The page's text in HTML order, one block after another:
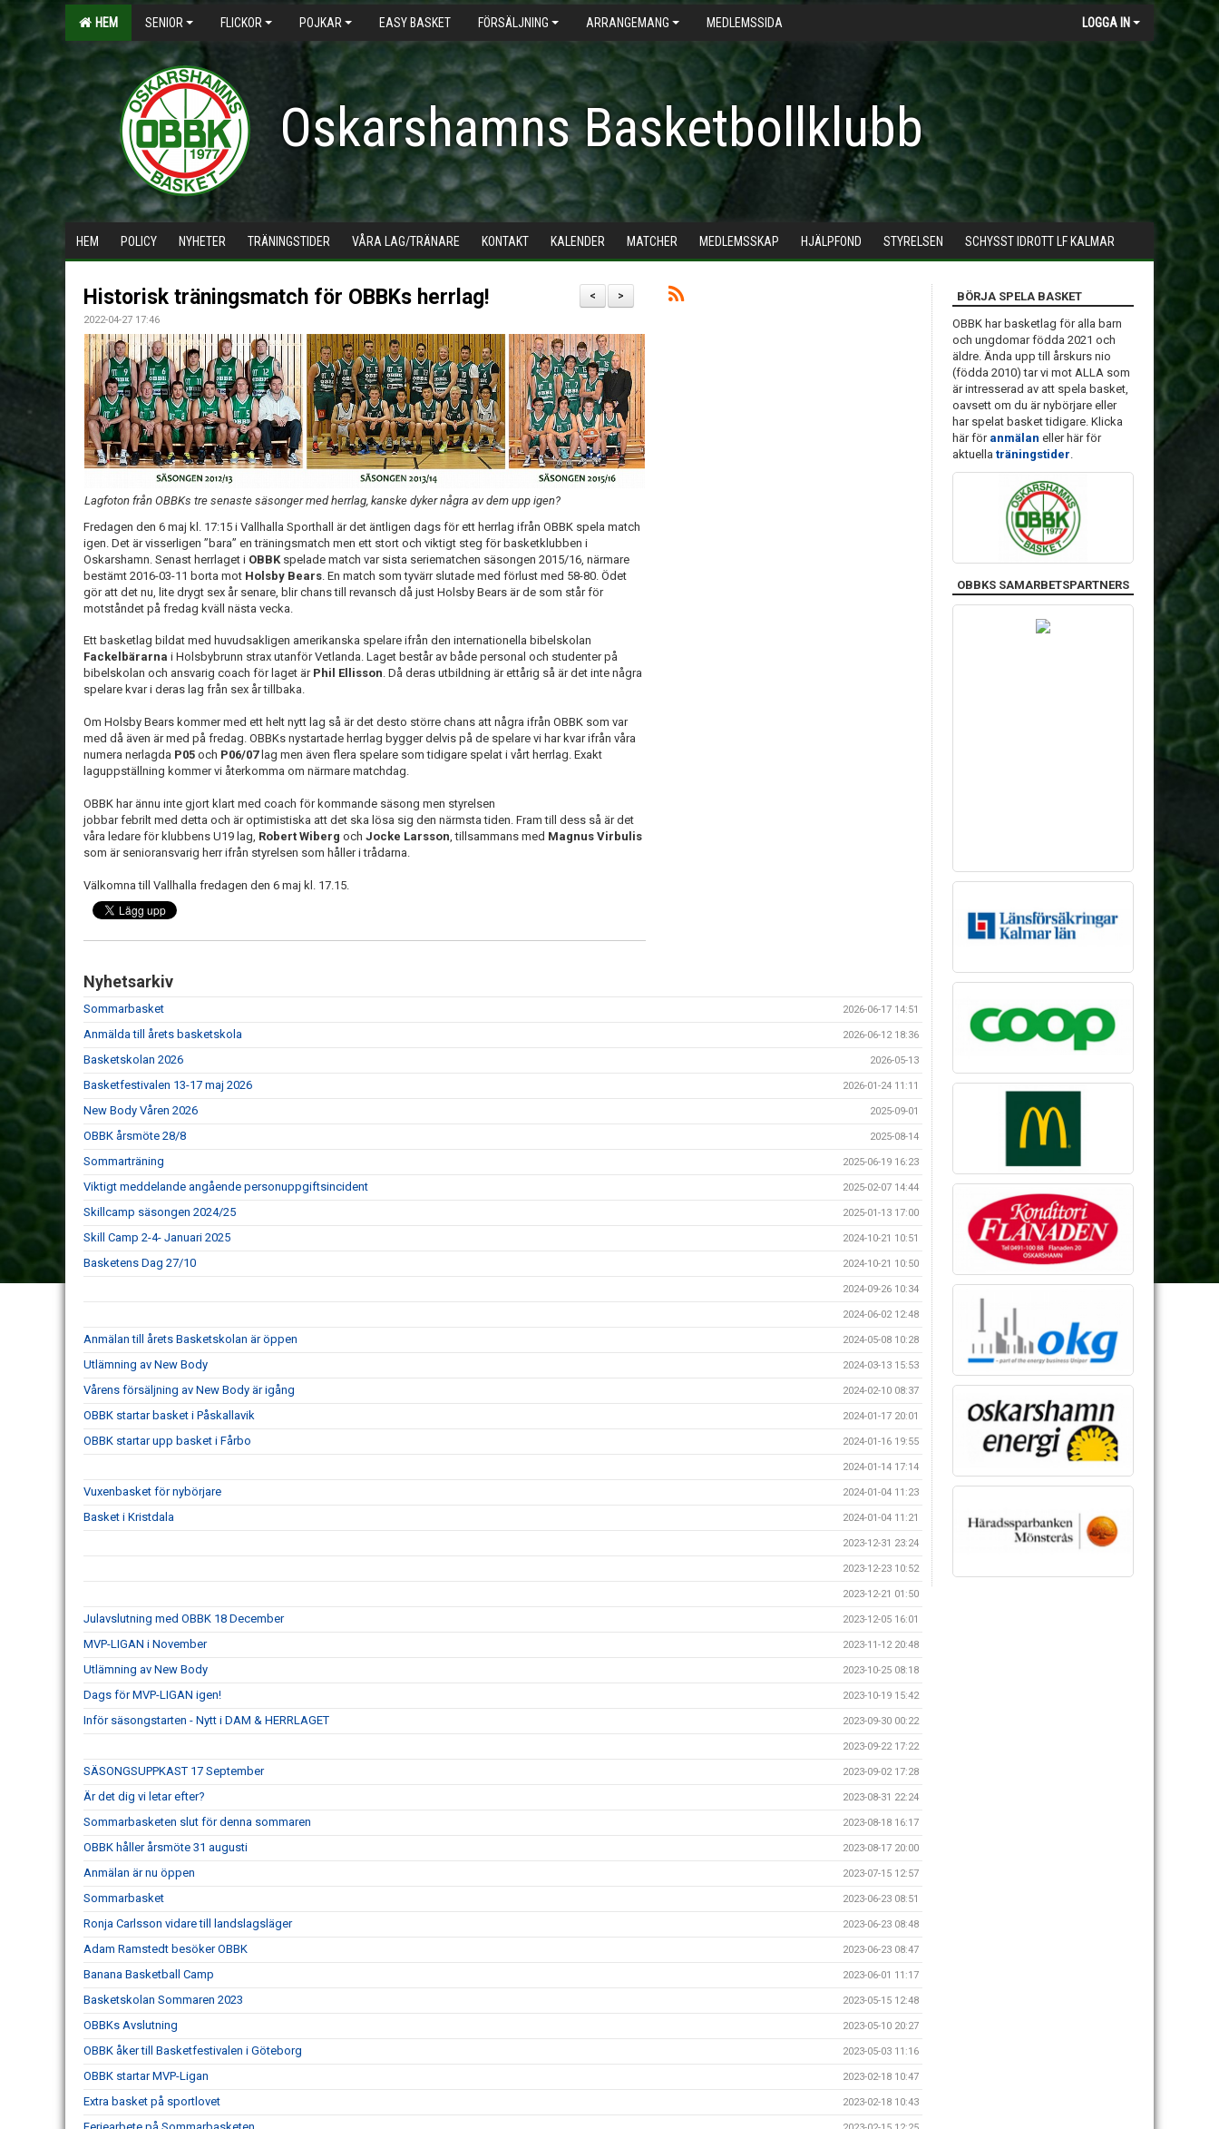
HEM SENIOR FLICKOR POJKAR EASY BASKET FÖRSÄLJNING ARRANGEMANG MEDLEMSSIDA LOGGA IN
Oskarshamns Basketbollklubb
HEM POLICY NYHETER TRÄNINGSTIDER VÅRA LAG/TRÄNARE KONTAKT KALENDER MATCHER MEDLEMSSKAP HJÄLPFOND STYRELSEN SCHYSST IDROTT LF KALMAR
>
<
Historisk träningsmatch för OBBKs herrlag!
2022-04-27 17:46
Lagfoton från OBBKs tre senaste säsonger med herrlag, kanske dyker några av dem upp igen?
Fredagen den 6 maj kl. 17:15 i Vallhalla Sporthall är det äntligen dags för ett herrlag ifrån OBBK spela match
igen. Det är visserligen ”bara” en träningsmatch men ett stort och viktigt steg för basketklubben i
Oskarshamn. Senast herrlaget i OBBK spelade match var sista seriematchen säsongen 2015/16, närmare
bestämt 2016-03-11 borta mot Holsby Bears . En match som tyvärr slutade med förlust med 58-80. Ödet
gör att det nu, lite drygt sex år senare, blir chans till revansch då just Holsby Bears är de som står för
motståndet på fredag kväll nästa vecka.
Ett basketlag bildat med huvudsakligen amerikanska spelare ifrån den internationella bibelskolan
Fackelbärarna i Holsbybrunn strax utanför Vetlanda. Laget består av både personal och studenter på
bibelskolan och ansvarig coach för laget är Phil Ellisson . Då deras utbildning är ettårig så är det inte några
spelare kvar i deras lag från sex år tillbaka.
Om Holsby Bears kommer med ett helt nytt lag så är det desto större chans att några ifrån OBBK som var
med då även är med på fredag. OBBKs nystartade herrlag bygger delvis på de spelare vi har kvar ifrån våra
numera nerlagda P05 och P06/07lag men även flera spelare som tidigare spelat i vårt herrlag. Exakt
laguppställning kommer vi återkomma om närmare matchdag.
OBBK har ännu inte gjort klart med coach för kommande säsong men styrelsen
jobbar febrilt med detta och är optimistiska att det ska lösa sig den närmsta tiden. Fram till dess så är det
våra ledare för klubbens U19 lag, Robert Wiberg och Jocke Larsson , tillsammans med Magnus Virbulis
som är senioransvarig herr ifrån styrelsen som håller i trådarna.
Välkomna till Vallhalla fredagen den 6 maj kl. 17.15.
Nyhetsarkiv
Sommarbasket 2026-06-17 14:51
Anmälda till årets basketskola 2026-06-12 18:36
Basketskolan 2026 2026-05-13
Basketfestivalen 13-17 maj 2026 2026-01-24 11:11
New Body Våren 2026 2025-09-01
OBBK årsmöte 28/8 2025-08-14
Sommarträning 2025-06-19 16:23
Viktigt meddelande angående personuppgiftsincident 2025-02-07 14:44
Skillcamp säsongen 2024/25 2025-01-13 17:00
Skill Camp 2-4- Januari 2025 2024-10-21 10:51
Basketens Dag 27/10 2024-10-21 10:50
2024-09-26 10:34
2024-06-02 12:48
Anmälan till årets Basketskolan är öppen 2024-05-08 10:28
Utlämning av New Body 2024-03-13 15:53
Vårens försäljning av New Body är igång 2024-02-10 08:37
OBBK startar basket i Påskallavik 2024-01-17 20:01
OBBK startar upp basket i Fårbo 2024-01-16 19:55
2024-01-14 17:14
Vuxenbasket för nybörjare 2024-01-04 11:23
Basket i Kristdala 2024-01-04 11:21
2023-12-31 23:24
2023-12-23 10:52
2023-12-21 01:50
Julavslutning med OBBK 18 December 2023-12-05 16:01
MVP-LIGAN i November 2023-11-12 20:48
Utlämning av New Body 2023-10-25 08:18
Dags för MVP-LIGAN igen! 2023-10-19 15:42
Inför säsongstarten - Nytt i DAM & HERRLAGET 2023-09-30 00:22
2023-09-22 17:22
SÄSONGSUPPKAST 17 September 2023-09-02 17:28
Är det dig vi letar efter? 2023-08-31 22:24
Sommarbasketen slut för denna sommaren 2023-08-18 16:17
OBBK håller årsmöte 31 augusti 2023-08-17 20:00
Anmälan är nu öppen 2023-07-15 12:57
Sommarbasket 2023-06-23 08:51
Ronja Carlsson vidare till landslagsläger 2023-06-23 08:48
Adam Ramstedt besöker OBBK 2023-06-23 08:47
Banana Basketball Camp 2023-06-01 11:17
Basketskolan Sommaren 2023 2023-05-15 12:48
OBBKs Avslutning 2023-05-10 20:27
OBBK åker till Basketfestivalen i Göteborg 2023-05-03 11:16
OBBK startar MVP-Ligan 2023-02-18 10:47
Extra basket på sportlovet 2023-02-18 10:43
BÖRJA SPELA BASKET
OBBK har basketlag för alla barn
och ungdomar födda 2021 och
äldre. Ända upp till årskurs nio
(födda 2010) tar vi mot ALLA som
är intresserad av att spela basket,
oavsett om du är nybörjare eller
har spelat basket tidigare. Klicka
här för anmälan eller här för
aktuella träningstider.
OBBKS SAMARBETSPARTNERS